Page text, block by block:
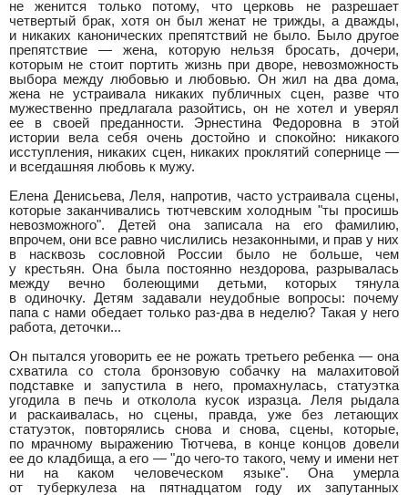
не женится только потому, что церковь не разрешает
четвертый брак, хотя он был женат не трижды, а дважды,
и никаких канонических препятствий не было. Было другое
препятствие — жена, которую нельзя бросать, дочери,
которым не стоит портить жизнь при дворе, невозможность
выбора между любовью и любовью. Он жил на два дома,
жена не устраивала никаких публичных сцен, разве что
мужественно предлагала разойтись, он не хотел и уверял
ее в своей преданности. Эрнестина Федоровна в этой
истории вела себя очень достойно и спокойно: никакого
исступления, никаких сцен, никаких проклятий сопернице —
и всегдашняя любовь к мужу.
Елена Денисьева, Леля, напротив, часто устраивала сцены,
которые заканчивались тютчевским холодным "ты просишь
невозможного". Детей она записала на его фамилию,
впрочем, они все равно числились незаконными, и прав у них
в насквозь сословной России было не больше, чем
у крестьян. Она была постоянно нездорова, разрывалась
между вечно болеющими детьми, которых тянула
в одиночку. Детям задавали неудобные вопросы: почему
папа с нами обедает только раз-два в неделю? Такая у него
работа, деточки...
Он пытался уговорить ее не рожать третьего ребенка — она
схватила со стола бронзовую собачку на малахитовой
подставке и запустила в него, промахнулась, статуэтка
угодила в печь и отколола кусок изразца. Леля рыдала
и раскаивалась, но сцены, правда, уже без летающих
статуэток, повторялись снова и снова, сцены, которые,
по мрачному выражению Тютчева, в конце концов довели
ее до кладбища, а его — "до чего-то такого, чему и имени нет
ни на каком человеческом языке". Она умерла
от туберкулеза на пятнадцатом году их запутанных